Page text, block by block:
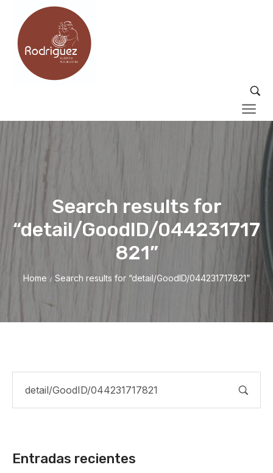
Search results for
“detail/GoodID/044231717
821”
Home / Search results for “detail/GoodID/044231717821”
Entradas recientes